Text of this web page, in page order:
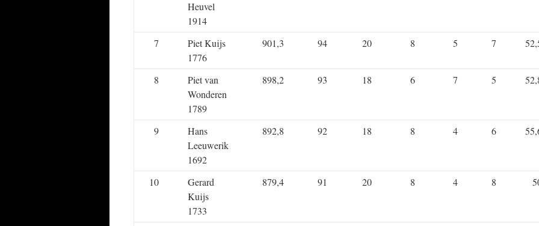
Heuvel
1914
7
Piet Kuijs
1776
901,3 94 20 8 5 7
8
Piet van
Wonderen
1789
898,2 93 18 6 7 5
9
Hans
Leeuwerik
1692
892,8 92 18 8 4 6
10
Gerard
Kuijs
1733
879,4 91 20 8 4 8